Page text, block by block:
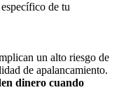
de tu
un alto riesgo de
de apalancamiento.
dinero cuando